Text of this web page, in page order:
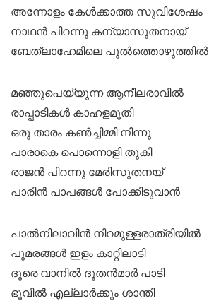
അന്നോളം കേൾക്കാത്ത സുവിശേഷം
നാഥൻ പിറന്നു കന്യാസുതനായ്‌
ബേത്‌ലാഹേമിലെ പുൽത്തൊഴുത്തിൽ
മഞ്ഞുപെയ്യുന്ന ആനീലരാവിൽ
രാപ്പാടികൾ കാഹളമൂതി
ഒരു താരം കൺച്ചിമ്മി നിന്നു
പാരാകെ പൊന്നൊളി തൂകി
രാജൻ പിറന്നു മേരിസുതനയ്‌
പാരിൻ പാപങ്ങൾ പോക്കിടുവാൻ
പാൽനിലാവിൻ നിറമുള്ളരാത്രിയിൽ
പൂമരങ്ങൾ ഇളം കാറ്റിലാടി
ദൂരെ വാനിൽ ദൂതൻമാർ പാടി
ഭൂവിൽ എല്ലാർക്കും ശാന്തി